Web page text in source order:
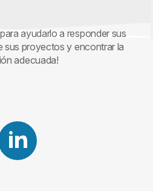
ayudarlo a responder sus
sus proyectos y encontrar la
adecuada!